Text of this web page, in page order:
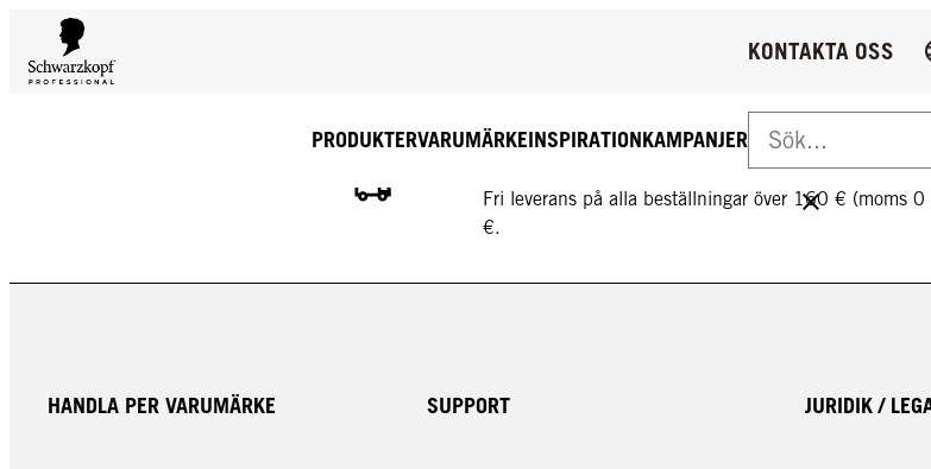
GRATIS LEVERANS PÅ ALLA BESTÄLLNINGAR ÖVER 160 €!
Fri leverans på alla beställningar över 160 € (moms
€.
PRODUKTERVARUMÄRKEINSPIRATIONKAMPANJER
KONTAKTA OSS
HANDLA PER VARUMÄRKE SUPPORT JURIDIK /